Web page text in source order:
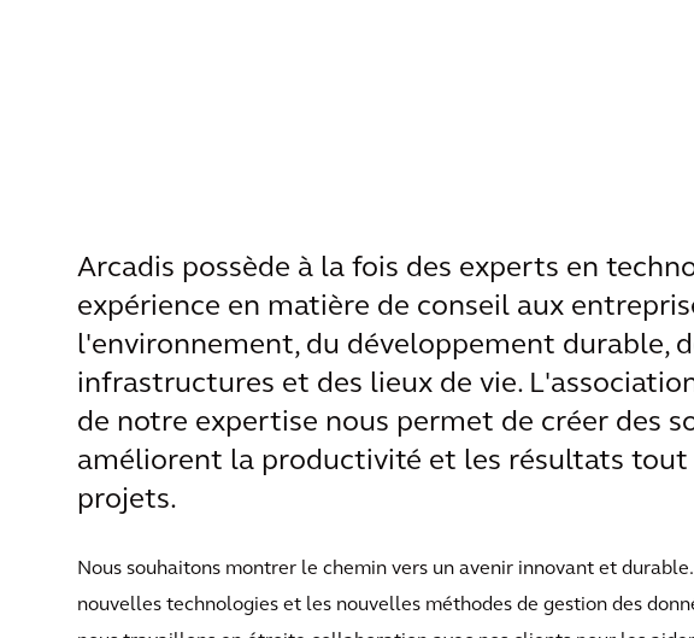
Arcadis possède à la fois des experts en
expérience en matière de conseil aux
l'environnement, du développement durable,
infrastructures et des lieux de vie.
de notre expertise nous permet de créer des
améliorent la productivité et les résultats tout
projets.
Nous souhaitons montrer le chemin vers un avenir innovant et
nouvelles technologies et les nouvelles méthodes de gestion des